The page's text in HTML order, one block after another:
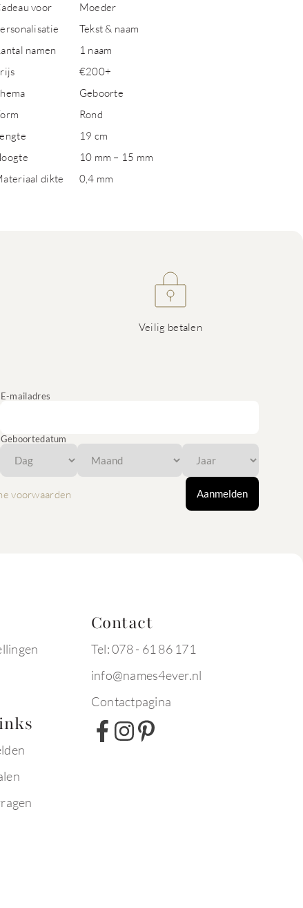
voor
Moeder
Tekst & naam
namen
1 naam
€200+
Geboorte
Rond
19 cm
10 mm – 15 mm
dikte
0,4 mm
Veilig betalen
E-mailadres
Geboortedatum
voorwaarden Aanmelden
Contact
Tel: 078 - 61 86 171
info@names4ever.nl
Contactpagina